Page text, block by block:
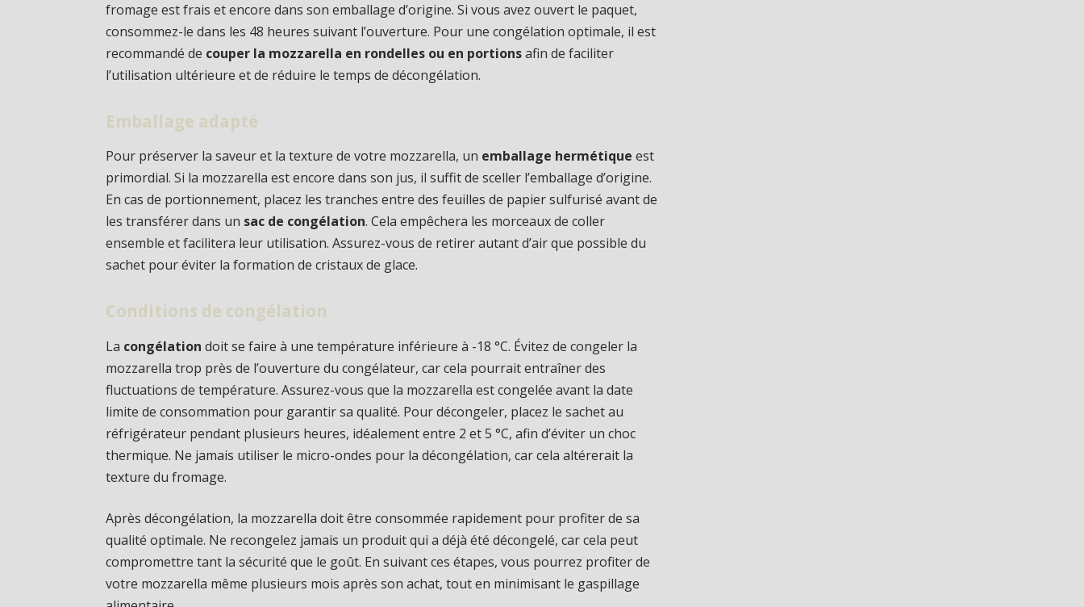
fromage est frais et encore dans son emballage d’origine. Si vous avez ouvert le paquet,
consommez-le dans les 48 heures suivant l’ouverture. Pour une congélation optimale, il est
recommandé de couper la mozzarella en rondelles ou en portionsafin de faciliter
l’utilisation ultérieure et de réduire le temps de décongélation.
Emballage adapté
Pour préserver la saveur et la texture de votre mozzarella, un emballage hermétique est
primordial. Si la mozzarella est encore dans son jus, il suffit de sceller l’emballage d’origine.
En cas de portionnement, placez les tranches entre des feuilles de papier sulfurisé avant de
les transférer dans un sac de congélation. Cela empêchera les morceaux de coller
ensemble et facilitera leur utilisation. Assurez-vous de retirer autant d’air que possible du
sachet pour éviter la formation de cristaux de glace.
Conditions de congélation
La congélation doit se faire à une température inférieure à -18 °C. Évitez de congeler la
mozzarella trop près de l’ouverture du congélateur, car cela pourrait entraîner des
fluctuations de température. Assurez-vous que la mozzarella est congelée avant la date
limite de consommation pour garantir sa qualité. Pour décongeler, placez le sachet au
réfrigérateur pendant plusieurs heures, idéalement entre 2 et 5 °C, afin d’éviter un choc
thermique. Ne jamais utiliser le micro-ondes pour la décongélation, car cela altérerait la
texture du fromage.
Après décongélation, la mozzarella doit être consommée rapidement pour profiter de sa
qualité optimale. Ne recongelez jamais un produit qui a déjà été décongelé, car cela peut
compromettre tant la sécurité que le goût. En suivant ces étapes, vous pourrez profiter de
votre mozzarella même plusieurs mois après son achat, tout en minimisant le gaspillage